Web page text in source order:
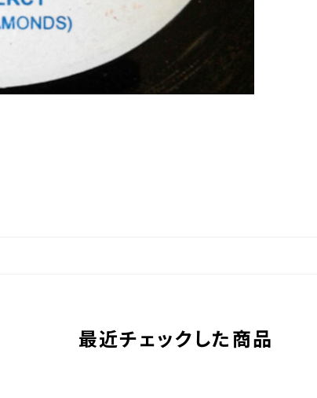
最近チェックした商品